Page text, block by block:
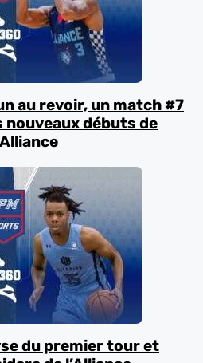
au revoir, un match #7
nouveaux débuts de
du premier tour et